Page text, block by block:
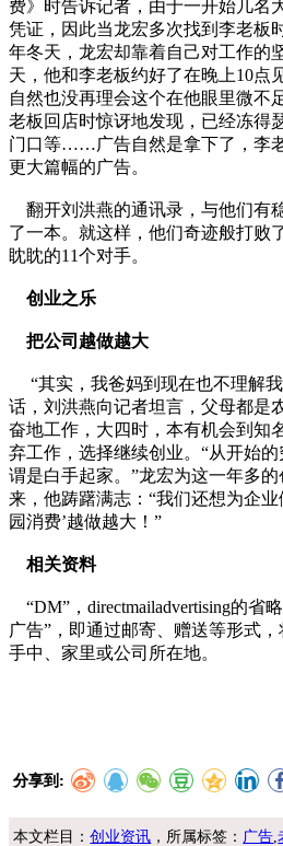
费》时告诉记者，由于一开始几名
凭证，因此当龙宏多次找到李老板
年冬天，龙宏却靠着自己对工作的
天，他和李老板约好了在晚上10点
自然也没再理会这个在他眼里微不
老板回店时惊讶地发现，已经冻得
门口等……广告自然是拿下了，李
更大篇幅的广告。
翻开刘洪燕的通讯录，与他们有
了一本。就这样，他们奇迹般打败
眈眈的11个对手。
创业之乐
把公司越做越大
“其实，我爸妈到现在也不理解
话，刘洪燕向记者坦言，父母都是
奋地工作，大四时，本有机会到知
弃工作，选择继续创业。“从开始
谓是白手起家。”龙宏为这一年多
来，他踌躇满志：“我们还想为企
园消费’越做越大！”
相关资料
“DM”，directmailadvertising的省
广告”，即通过邮寄、赠送等形式
手中、家里或公司所在地。
分享到:
本文栏目：创业资讯 ，所属标签： 广告 ,